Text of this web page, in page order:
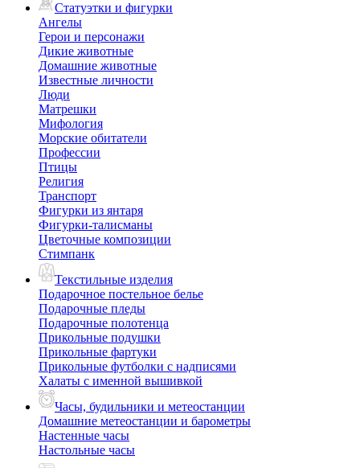
Статуэтки и фигурки
Ангелы
Герои и персонажи
Дикие животные
Домашние животные
Известные личности
Люди
Матрешки
Мифология
Морские обитатели
Профессии
Птицы
Религия
Транспорт
Фигурки из янтаря
Фигурки-талисманы
Цветочные композиции
Стимпанк
Текстильные изделия
Подарочное постельное белье
Подарочные пледы
Подарочные полотенца
Прикольные подушки
Прикольные фартуки
Прикольные футболки с надписями
Халаты с именной вышивкой
Часы, будильники и метеостанции
Домашние метеостанции и барометры
Настенные часы
Настольные часы